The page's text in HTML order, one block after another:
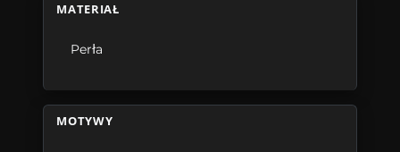
MATERIAŁ
Perła
MOTYWY